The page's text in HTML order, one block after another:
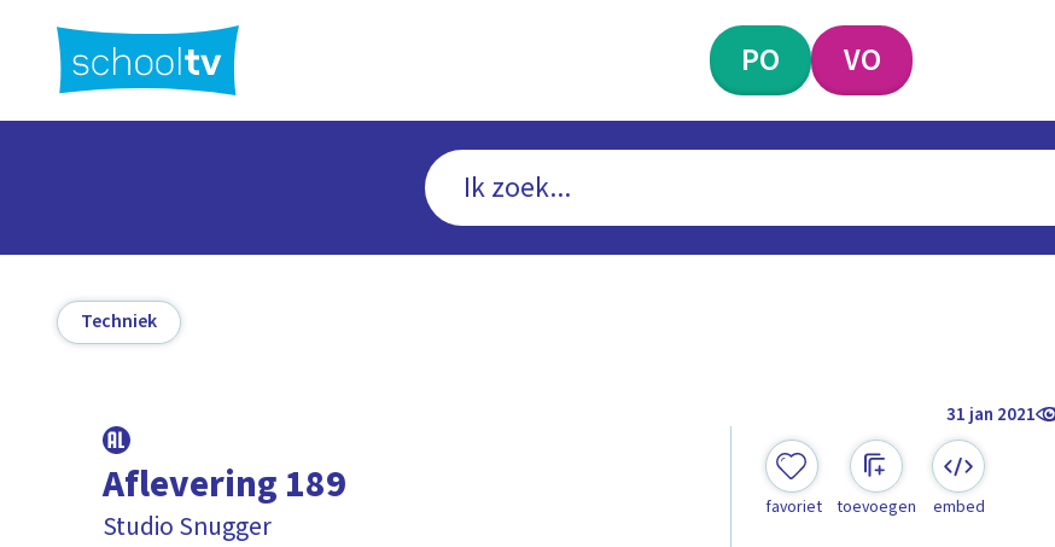
hoofdinhoud
PO VO
Techniek
31 jan 2021
Aflevering 189
Studio Snugger
favoriet toevoegen embed